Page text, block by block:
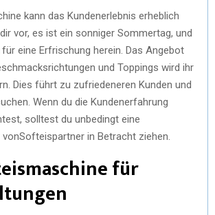
kann das Kundenerlebnis erheblich
vor, es ist ein sonniger Sommertag, und
eine Erfrischung herein. Das Angebot
und Toppings wird ihr
Dies führt zu zufriedeneren Kunden und
Wenn du die Kundenerfahrung
solltest du unbedingt eine
in Betracht ziehen.
für